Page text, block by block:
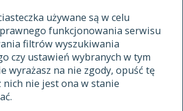
używane są w celu
funkcjonowania serwisu
filtrów wyszukiwania
czy ustawień wybranych w tym
wyrażasz na nie zgody, opuść tę
nich nie jest ona w stanie
hasła
I XVIII WIEKU
znajdź hasła
się od